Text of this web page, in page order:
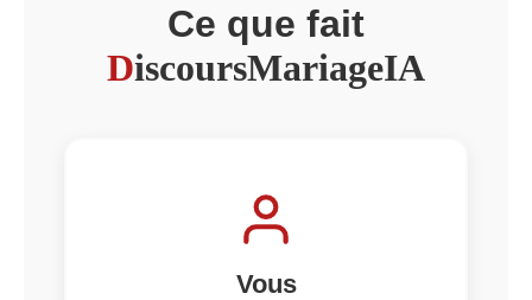
Ce que fait
DiscoursMariageIA
Vous